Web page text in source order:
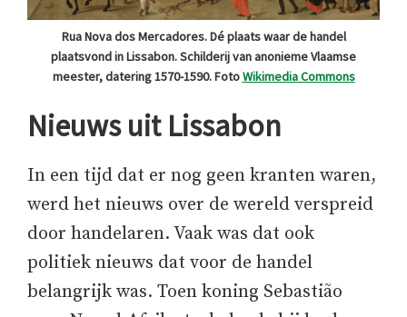
Rua Nova dos Mercadores. Dé plaats waar de handel
plaatsvond in Lissabon. Schilderij van anonieme Vlaamse
meester, datering 1570-1590. FotoWikimedia Commons
Nieuws uit Lissabon
In een tijd dat er nog geen kranten waren,
werd het nieuws over de wereld verspreid
door handelaren. Vaak was dat ook
politiek nieuws dat voor de handel
belangrijk was. Toen koning Sebastião